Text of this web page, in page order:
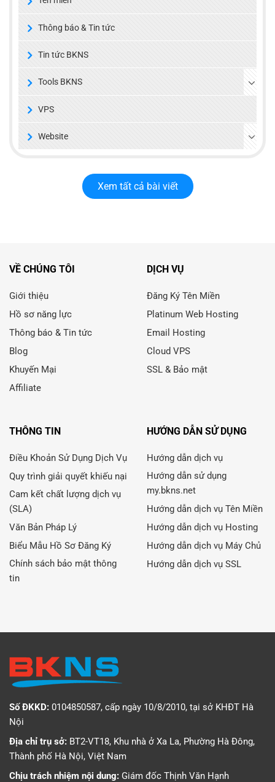
Thông báo & Tin tức
Tin tức BKNS
Tools BKNS
VPS
Website
Xem tất cả bài viết
VỀ CHÚNG TÔI
Giới thiệu
Hồ sơ năng lực
Thông báo & Tin tức
Blog
Khuyến Mại
Affiliate
DỊCH VỤ
Đăng Ký Tên Miền
Platinum Web Hosting
Email Hosting
Cloud VPS
SSL & Bảo mật
THÔNG TIN
Điều Khoản Sử Dụng Dịch Vụ
Quy trình giải quyết khiếu nại
Cam kết chất lượng dịch vụ
(SLA)
Văn Bản Pháp Lý
Biểu Mẫu Hồ Sơ Đăng Ký
Chính sách bảo mật thông
tin
HƯỚNG DẪN SỬ DỤNG
Hướng dẫn dịch vụ
Hướng dẫn sử dụng
my.bkns.net
Hướng dẫn dịch vụ Tên Miền
Hướng dẫn dịch vụ Hosting
Hướng dẫn dịch vụ Máy Chủ
Hướng dẫn dịch vụ SSL
Số ĐKKD: 0104850587, cấp ngày 10/8/2010, tại sở KHĐT Hà
Nội
Địa chỉ trụ sở: BT2-VT18, Khu nhà ở Xa La, Phường Hà Đông,
Thành phố Hà Nội, Việt Nam
Chịu trách nhiệm nội dung: Giám đốc Thịnh Văn Hạnh